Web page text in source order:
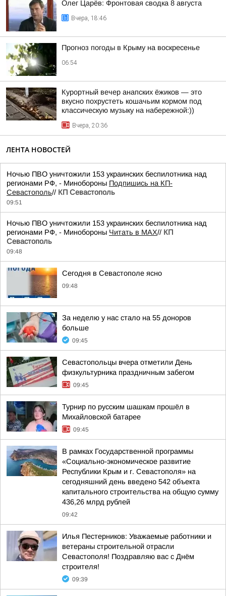
Олег Царёв: Фронтовая сводка 8 августа
Вчера, 18:46
Прогноз погоды в Крыму на воскресенье
06:54
Курортный вечер анапских ёжиков — это
вкусно похрустеть кошачьим кормом под
классическую музыку на набережной:))
Вчера, 20:36
ЛЕНТА НОВОСТЕЙ
Ночью ПВО уничтожили 153 украинских беспилотника над
регионами РФ, - Минобороны Подпишись на КП-
Севастополь// КП Севастополь
09:51
Ночью ПВО уничтожили 153 украинских беспилотника над
регионами РФ, - Минобороны Читать в MAX// КП
Севастополь
09:48
Сегодня в Севастополе ясно
09:48
За неделю у нас стало на 55 доноров
больше
09:45
Севастопольцы вчера отметили День
физкультурника праздничным забегом
09:45
Турнир по русским шашкам прошёл в
Михайловской батарее
09:45
В рамках Государственной программы
«Социально-экономическое развитие
Республики Крым и г. Севастополя» на
сегодняшний день введено 542 объекта
капитального строительства на общую сумму
436,26 млрд рублей
09:42
Илья Пестерников: Уважаемые работники и
ветераны строительной отрасли
Севастополя! Поздравляю вас с Днём
строителя!
09:39